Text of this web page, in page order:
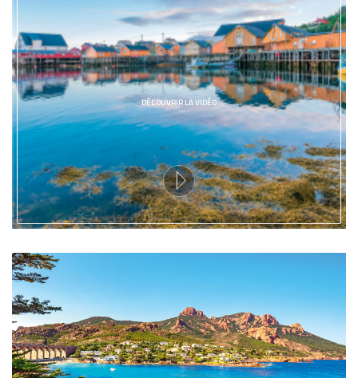
DÉCOUVRIR LA VIDÉO